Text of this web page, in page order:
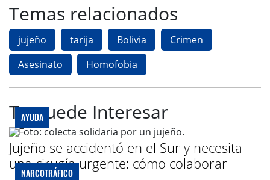
Temas relacionados
jujeño tarija Bolivia
Crimen
Asesinato
Homofobia
Te puede Interesar
AYUDA
Jujeño se accidentó en el Sur y necesita
una cirugía urgente: cómo colaborar
NARCOTRÁFICO